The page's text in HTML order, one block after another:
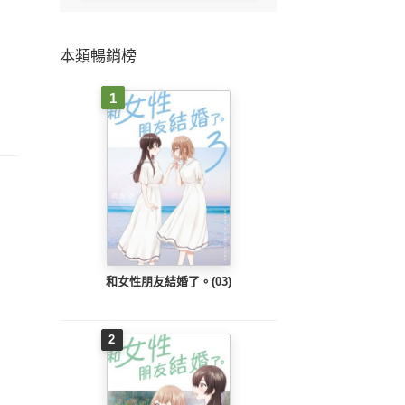
本類暢銷榜
1
和女性朋友結婚了。(03)
2